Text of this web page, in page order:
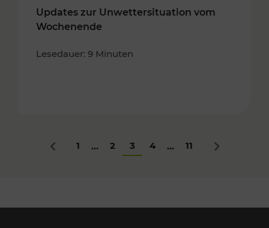
Updates zur Unwettersituation vom
Wochenende
Lesedauer: 9 Minuten
Zurück
1 ... 2 3 4 ... 11 Nächstes